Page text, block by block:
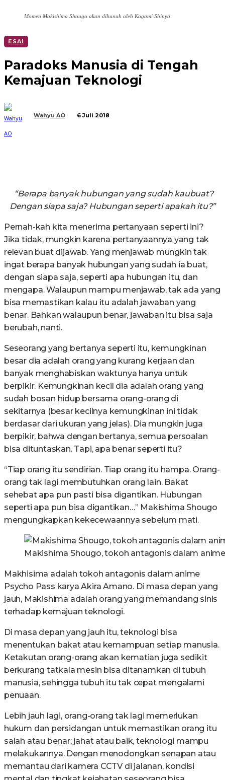
Momen Makishima Shougo akan dibunuh oleh Kogami Shinya
ESAI
Paradoks Manusia di Tengah
Kemajuan Teknologi
Wahyu AO 6 Juli 2018
“Berapa banyak hubungan yang sudah kaubuat?
Dengan siapa saja? Hubungan seperti apakah itu?”
Pernah-kah kita menerima pertanyaan seperti ini?
Jika tidak, mungkin karena pertanyaannya yang tak
relevan buat dijawab. Yang menjawab mungkin tak
ingat berapa banyak hubungan yang sudah ia buat,
dengan siapa saja, seperti apa hubungan itu, dan
mengapa. Walaupun mampu menjawab, tak ada yang
bisa memastikan kalau itu adalah jawaban yang
benar. Bahkan walaupun benar, jawaban itu bisa saja
berubah, nanti.
Seseorang yang bertanya seperti itu, kemungkinan
besar dia adalah orang yang kurang kerjaan dan
banyak menghabiskan waktunya hanya untuk
berpikir. Kemungkinan kecil dia adalah orang yang
sudah bosan hidup bersama orang-orang di
sekitarnya (besar kecilnya kemungkinan ini tidak
berdasar dari ukuran yang jelas). Dia mungkin juga
berpikir, bahwa dengan bertanya, semua persoalan
bisa dituntaskan. Tapi, apa benar seperti itu?
“Tiap orang itu sendirian. Tiap orang itu hampa. Orang-
orang tak lagi membutuhkan orang lain. Bakat
sehebat apa pun pasti bisa digantikan. Hubungan
seperti apa pun bisa digantikan…” Makishima Shougo
mengungkapkan kekecewaannya sebelum mati.
Makishima Shougo, tokoh antagonis dalam
Makhisima adalah tokoh antagonis dalam anime
Psycho Pass karya Akira Amano. Di masa depan yang
jauh, Makishima adalah orang yang memandang sinis
terhadap kemajuan teknologi.
Di masa depan yang jauh itu, teknologi bisa
menentukan bakat atau kemampuan setiap manusia.
Ketakutan orang-orang akan kematian juga sedikit
berkurang tatkala mesin bisa ditanamkan di tubuh
manusia, sehingga tubuh itu tak cepat mengalami
penuaan.
Lebih jauh lagi, orang-orang tak lagi memerlukan
hukum dan persidangan untuk memastikan orang itu
salah atau benar; jahat atau baik, teknologi mampu
melakukannya. Dengan menodongkan senapan atau
memantau dari kamera CCTV di jalanan, kondisi